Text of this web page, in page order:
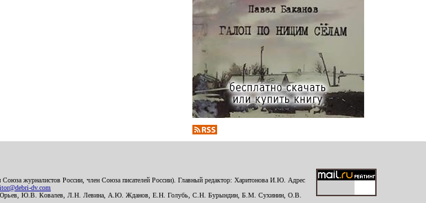
журналистов России, член Союза писателей России). Главный редактор: Харитонова И.Ю. Адрес
dv.com
Юрьев, Ю.В. Ковалев, Л.Н. Левина, А.Ю. Жданов, Е.Н. Голубь, С.Н. Бурындин, Б.М. Сухинин, О.В.